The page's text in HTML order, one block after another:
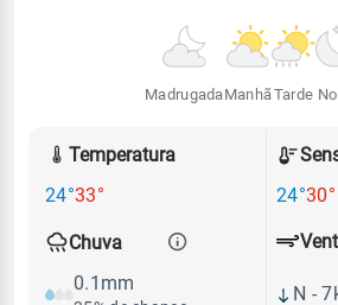
Madrugada Manhã Tarde
Temperatura
24°33°
24°30°
Chuva
0.1mm
N -